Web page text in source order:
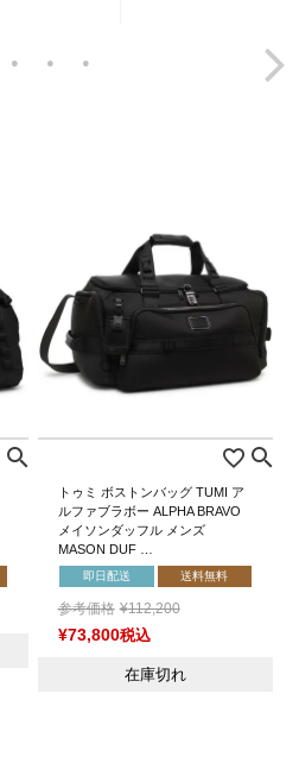
トゥミ ボストンバッグ TUMI ア
ルファブラボー ALPHA BRAVO
メイソンダッフル メンズ
MASON DUF …
即日配送 送料無料
参考価格 ¥112,200
¥73,800税込
在庫切れ